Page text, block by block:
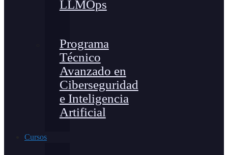
LLMOps
Programa
Técnico
Avanzado en
Ciberseguridad
e Inteligencia
Artificial
Cursos